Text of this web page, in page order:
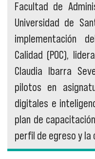
Facultad de
Universidad de
implementación
Calidad (POC),
Claudia Ibarra
pilotos en
digitales e
plan de
perfil de egreso y la